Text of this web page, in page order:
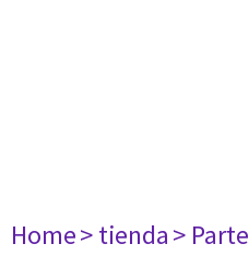
Home> tienda>